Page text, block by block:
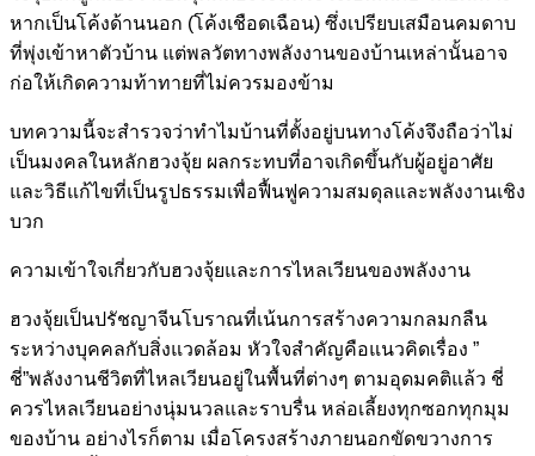
หากเป็นโค้งด้านนอก (โค้งเชือดเฉือน) ซึ่งเปรียบเสมือนคมดาบ
ที่พุ่งเข้าหาตัวบ้าน แต่พลวัตทางพลังงานของบ้านเหล่านั้นอาจ
ก่อให้เกิดความท้าทายที่ไม่ควรมองข้าม
บทความนี้จะสำรวจว่าทำไมบ้านที่ตั้งอยู่บนทางโค้งจึงถือว่าไม่
เป็นมงคลในหลักฮวงจุ้ย ผลกระทบที่อาจเกิดขึ้นกับผู้อยู่อาศัย
และวิธีแก้ไขที่เป็นรูปธรรมเพื่อฟื้นฟูความสมดุลและพลังงานเชิง
บวก
ความเข้าใจเกี่ยวกับฮวงจุ้ยและการไหลเวียนของพลังงาน
ฮวงจุ้ยเป็นปรัชญาจีนโบราณที่เน้นการสร้างความกลมกลืน
ระหว่างบุคคลกับสิ่งแวดล้อม หัวใจสำคัญคือแนวคิดเรื่อง ”
ชี่”พลังงานชีวิตที่ไหลเวียนอยู่ในพื้นที่ต่างๆ ตามอุดมคติแล้ว ชี่
ควรไหลเวียนอย่างนุ่มนวลและราบรื่น หล่อเลี้ยงทุกซอกทุกมุม
ของบ้าน อย่างไรก็ตาม เมื่อโครงสร้างภายนอกขัดขวางการ